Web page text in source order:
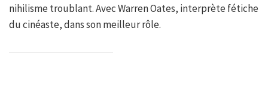
nihilisme troublant. Avec Warren Oates, interprète fétiche
du cinéaste, dans son meilleur rôle.